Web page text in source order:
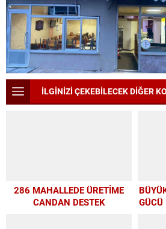
İLGİNİZİ ÇEKEBİLECEK DİĞER
286 MAHALLEDE ÜRETİME
CANDAN DESTEK
GÜCÜ